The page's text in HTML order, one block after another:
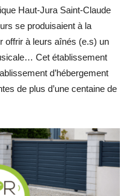
Haut-Jura Saint-Claude
se produisaient à la
offrir à leurs aînés (e.s) un
Cet établissement
d’hébergement
de plus d’une centaine de